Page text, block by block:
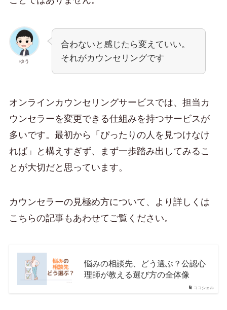
ゆう
合わないと感じたら変えていい。
それがカウンセリングです
オンラインカウンセリングサービスでは、担当カ
ウンセラーを変更できる仕組みを持つサービスが
多いです。最初から「ぴったりの人を見つけなけ
れば」と構えすぎず、まず一歩踏み出してみるこ
とが大切だと思っています。
カウンセラーの見極め方について、より詳しくは
こちらの記事もあわせてご覧ください。
ココシェル
悩みの相談先、どう選ぶ？公認心
理師が教える選び方の全体像